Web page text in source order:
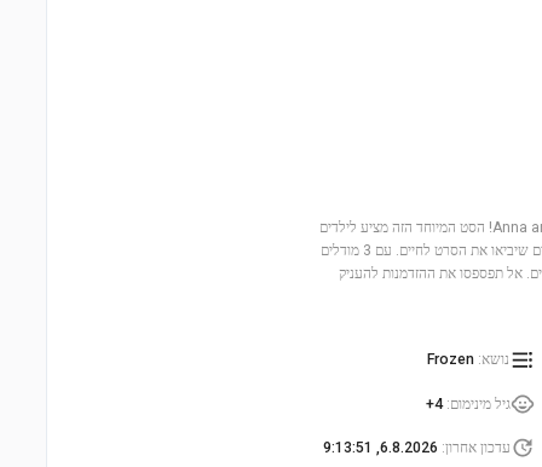
בואו לגלות את קסם ארץ הקרח עם הסט Anna and Elsa's Frozen Wonderland (43194)! הסט המיוחד הזה מציע לילדים
חווית בנייה מהנה עם טירה קפואה, דמויות אהובות כמו אנה, אלזה ואולף, ואביזרים קסומים שיביאו את הסרט לחיים. עם 3 מודלים
אל תפספסו את ההזדמנות להעניק
נושא:
Frozen
גיל מינימום:
4+
עדכון אחרון:
6.8.2026, 9:13:51